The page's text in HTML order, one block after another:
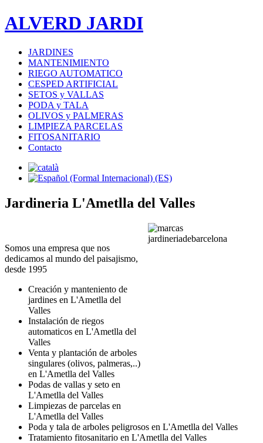
ALVERD JARDI
JARDINES
MANTENIMIENTO
RIEGO AUTOMATICO
CESPED ARTIFICIAL
SETOS y VALLAS
PODA y TALA
OLIVOS y PALMERAS
LIMPIEZA PARCELAS
FITOSANITARIO
Contacto
Jardineria L'Ametlla del Valles
Somos una empresa que nos
dedicamos al mundo del paisajismo,
desde 1995
Creación y manteniento de
jardines en L'Ametlla del
Valles
Instalación de riegos
automaticos en L'Ametlla del
Valles
Venta y plantación de arboles
singulares (olivos, palmeras,..)
en L'Ametlla del Valles
Podas de vallas y seto en
L'Ametlla del Valles
Limpiezas de parcelas en
L'Ametlla del Valles
Poda y tala de arboles peligrosos en L'Ametlla del Valles
Tratamiento fitosanitario en L'Ametlla del Valles